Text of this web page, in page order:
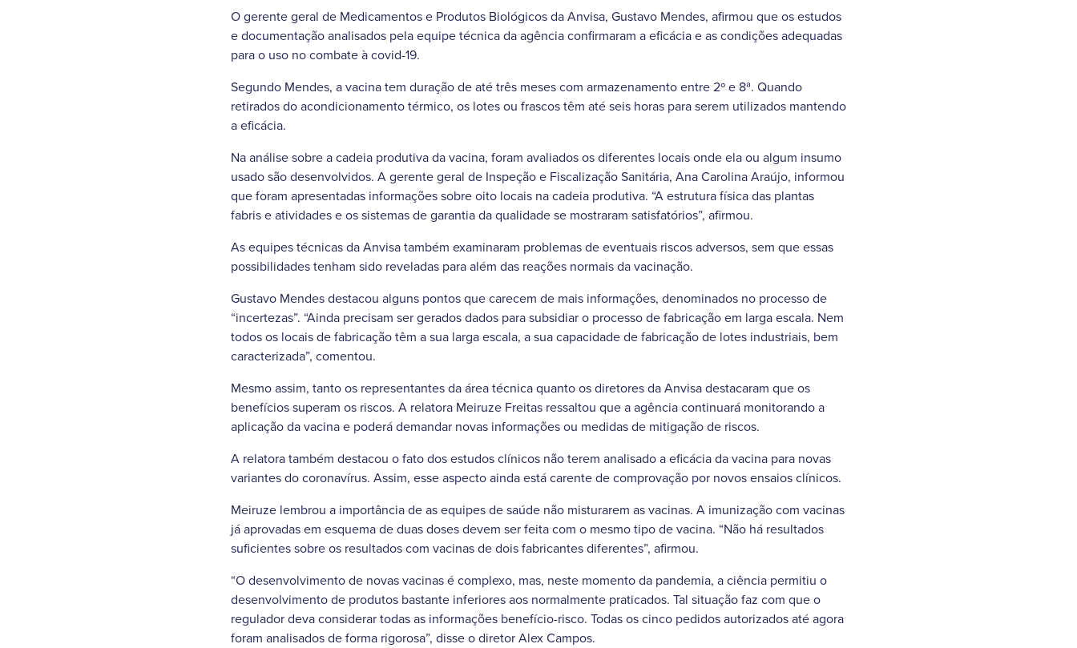
O gerente geral de Medicamentos e Produtos Biológicos da Anvisa, Gustavo Mendes, afirmou que os estudos
e documentação analisados pela equipe técnica da agência confirmaram a eficácia e as condições adequadas
para o uso no combate à covid-19.
Segundo Mendes, a vacina tem duração de até três meses com armazenamento entre 2º e 8ª. Quando
retirados do acondicionamento térmico, os lotes ou frascos têm até seis horas para serem utilizados mantendo
a eficácia.
Na análise sobre a cadeia produtiva da vacina, foram avaliados os diferentes locais onde ela ou algum insumo
usado são desenvolvidos. A gerente geral de Inspeção e Fiscalização Sanitária, Ana Carolina Araújo, informou
que foram apresentadas informações sobre oito locais na cadeia produtiva. “A estrutura física das plantas
fabris e atividades e os sistemas de garantia da qualidade se mostraram satisfatórios”, afirmou.
As equipes técnicas da Anvisa também examinaram problemas de eventuais riscos adversos, sem que essas
possibilidades tenham sido reveladas para além das reações normais da vacinação.
Gustavo Mendes destacou alguns pontos que carecem de mais informações, denominados no processo de
“incertezas”. “Ainda precisam ser gerados dados para subsidiar o processo de fabricação em larga escala. Nem
todos os locais de fabricação têm a sua larga escala, a sua capacidade de fabricação de lotes industriais, bem
caracterizada”, comentou.
Mesmo assim, tanto os representantes da área técnica quanto os diretores da Anvisa destacaram que os
benefícios superam os riscos. A relatora Meiruze Freitas ressaltou que a agência continuará monitorando a
aplicação da vacina e poderá demandar novas informações ou medidas de mitigação de riscos.
A relatora também destacou o fato dos estudos clínicos não terem analisado a eficácia da vacina para novas
variantes do coronavírus. Assim, esse aspecto ainda está carente de comprovação por novos ensaios clínicos.
Meiruze lembrou a importância de as equipes de saúde não misturarem as vacinas. A imunização com vacinas
já aprovadas em esquema de duas doses devem ser feita com o mesmo tipo de vacina. “Não há resultados
suficientes sobre os resultados com vacinas de dois fabricantes diferentes”, afirmou.
“O desenvolvimento de novas vacinas é complexo, mas, neste momento da pandemia, a ciência permitiu o
desenvolvimento de produtos bastante inferiores aos normalmente praticados. Tal situação faz com que o
regulador deva considerar todas as informações benefício-risco. Todas os cinco pedidos autorizados até agora
foram analisados de forma rigorosa”, disse o diretor Alex Campos.